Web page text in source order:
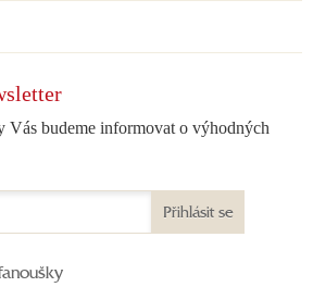
Vás budeme informovat o výhodných
Přihlásit se